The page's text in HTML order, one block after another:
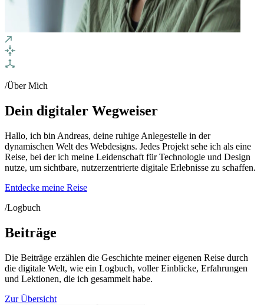
/Über Mich
Dein digitaler Wegweiser
Hallo, ich bin Andreas, deine ruhige Anlegestelle in der
dynamischen Welt des Webdesigns. Jedes Projekt sehe ich als eine
Reise, bei der ich meine Leidenschaft für Technologie und Design
nutze, um sichtbare, nutzerzentrierte digitale Erlebnisse zu schaffen.
Entdecke meine Reise
/Logbuch
Beiträge
Die Beiträge erzählen die Geschichte meiner eigenen Reise durch
die digitale Welt, wie ein Logbuch, voller Einblicke, Erfahrungen
und Lektionen, die ich gesammelt habe.
Zur Übersicht